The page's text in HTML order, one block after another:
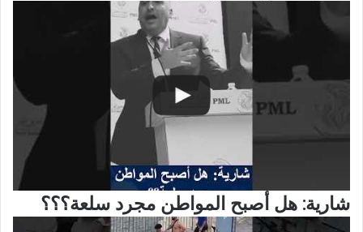
شارية: هل أصبح المواطن مجرد سلعة؟؟؟